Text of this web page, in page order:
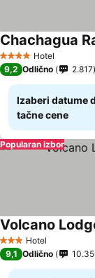
4 ZvezdiceHotel
Chachagua
9,2 Odlično 2.817
Izaberi datume
tačne cene
Popularan izbor
3 Zvezdice
Hotel
Volcano
9,1 Odlično